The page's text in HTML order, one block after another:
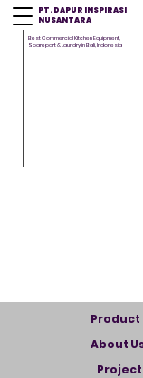
PT. DAPUR INSPIRASI
NUSANTARA
Best Commercial Kitchen Equipment,
Sparepart & Laundry in Bali, Indonesia
Product
About
Project